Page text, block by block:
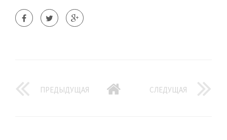
ПРЕДЫДУЩАЯ СЛЕДУЩАЯ